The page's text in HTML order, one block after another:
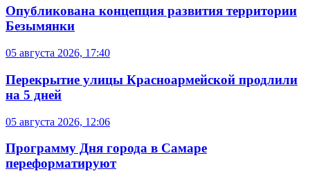
Опубликована концепция развития территории
Безымянки
05 августа 2026, 17:40
Перекрытие улицы Красноармейской продлили
на 5 дней
05 августа 2026, 12:06
Программу Дня города в Самаре
переформатируют